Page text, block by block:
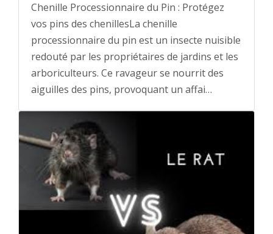
Chenille Processionnaire du Pin : Protégez
vos pins des chenillesLa chenille
processionnaire du pin est un insecte nuisible
redouté par les propriétaires de jardins et les
arboriculteurs. Ce ravageur se nourrit des
aiguilles des pins, provoquant un affai…